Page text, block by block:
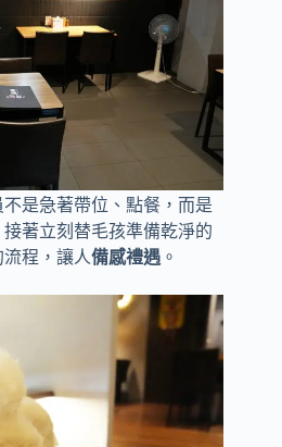
不是急著帶位、點餐，而是
著立刻替毛孩準備乾淨的
程，讓人備感禮遇 。